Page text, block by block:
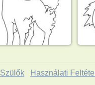
Szülők Használati